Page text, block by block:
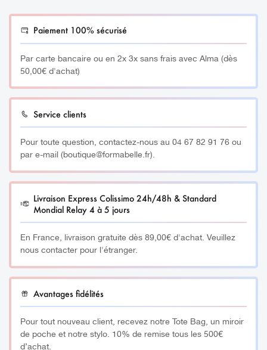
Paiement 100% sécurisé
Par carte bancaire ou en 2x 3x sans frais avec Alma (dès
50,00€ d'achat)
Service clients
Pour toute question, contactez-nous au 04 67 82 91 76 ou
par e-mail (boutique@formabelle.fr).
Livraison Express Colissimo 24h/48h & Standard
Mondial Relay 4 à 5 jours
En France, livraison gratuite dès 89,00€ d'achat. Veuillez
nous contacter pour l'étranger.
Avantages fidélités
Pour tout nouveau client, recevez notre Tote Bag, un miroir
de poche et notre stylo. 10% de remise tous les 500€
d’achat.